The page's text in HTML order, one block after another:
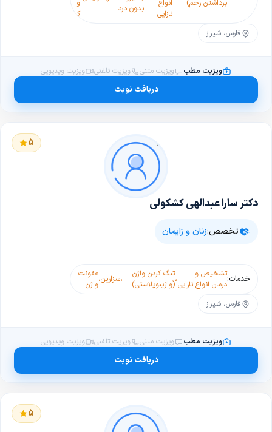
برداشتن رحم)
انواع
نازایی
بدون درد
و
کیست
فارس، شیراز
ویزیت مطب ویزیت متنی ویزیت تلفنی ویزیت ویدیویی
دریافت نوبت
5
دکتر سارا عبدالهی کشکولی
تخصص:زنان و زایمان
خدمات:تشخیص و
درمان انواع نازایی،تنگ کردن واژن
(واژینوپلاستی)
،سزارین،عفونت
واژن
فارس، شیراز
ویزیت مطب ویزیت متنی ویزیت تلفنی ویزیت ویدیویی
دریافت نوبت
5